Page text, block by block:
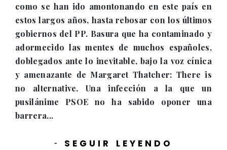
como se han ido amontonando en este país en
estos largos años, hasta rebosar con los últimos
gobiernos del PP. Basura que ha contaminado y
adormecido las mentes de muchos españoles,
doblegados ante lo inevitable, bajo la voz cínica
y amenazante de Margaret Thatcher: There is
no alternative. Una infección a la que un
pusilánime PSOE no ha sabido oponer una
barrera...
- SEGUIR LEYENDO